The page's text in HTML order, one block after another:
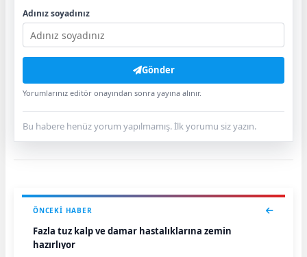
Adınız soyadınız
Gönder
Yorumlarınız editör onayından sonra yayına alınır.
Bu habere henüz yorum yapılmamış. İlk yorumu siz yazın.
ÖNCEKI HABER
Fazla tuz kalp ve damar hastalıklarına zemin
hazırlıyor